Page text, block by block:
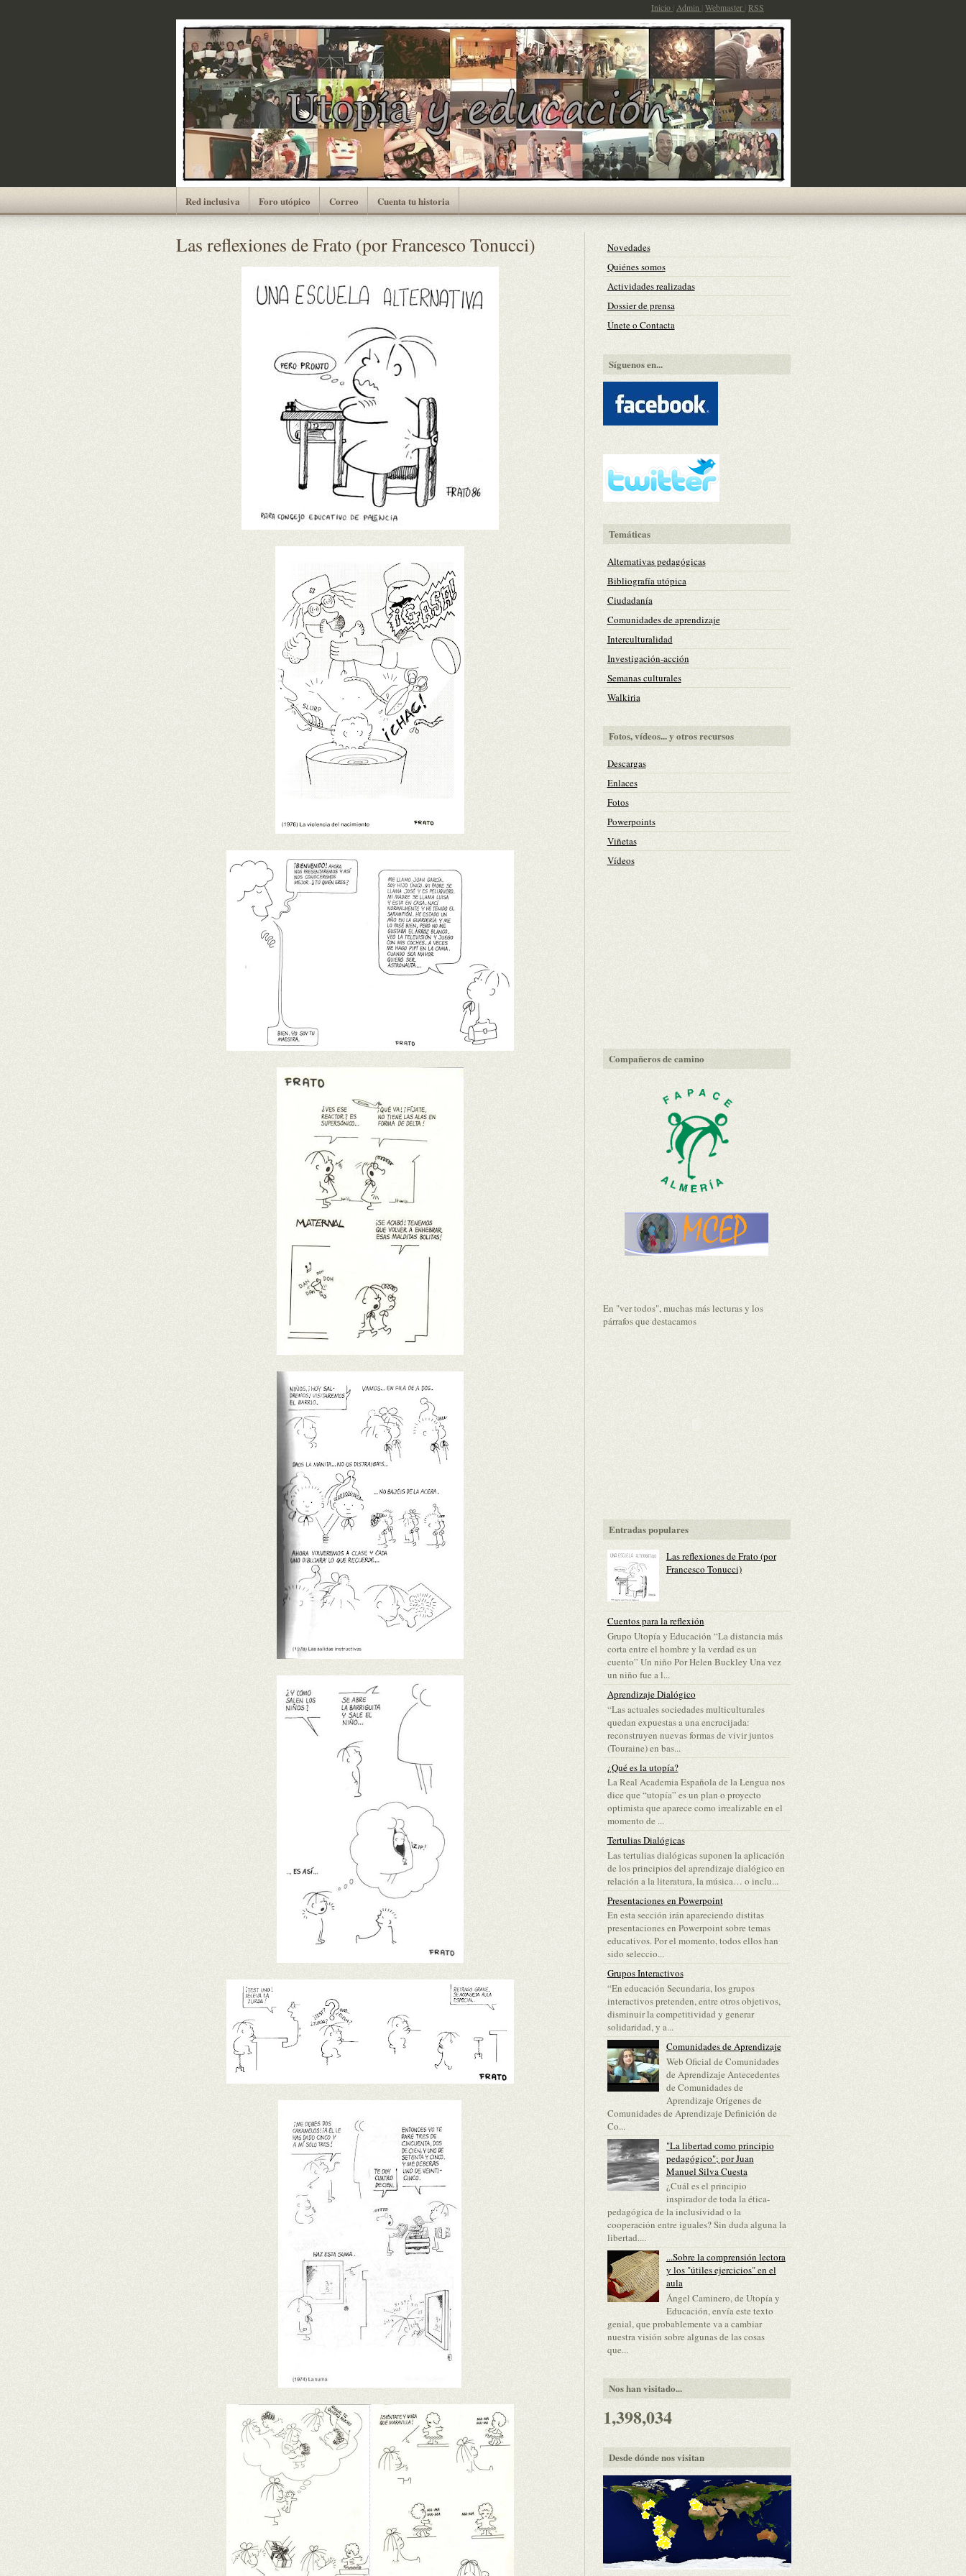
Inicio Admin Webmaster RSS
Red inclusiva Foro utópico Correo Cuenta tu historia
Las reflexiones de Frato (por Francesco Tonucci)
Novedades
Quiénes somos
Actividades realizadas
Dossier de prensa
Únete o Contacta
Síguenos en...
Temáticas
Alternativas pedagógicas
Bibliografía utópica
Ciudadanía
Comunidades de aprendizaje
Interculturalidad
Investigación-acción
Semanas culturales
Walkiria
Fotos, vídeos... y otros recursos
Descargas
Enlaces
Fotos
Powerpoints
Viñetas
Vídeos
Compañeros de camino
En "ver todos", muchas más lecturas y los
párrafos que destacamos
Entradas populares
Las reflexiones de Frato (por
Francesco Tonucci)
Cuentos para la reflexión
Grupo Utopía y Educación “La distancia más
corta entre el hombre y la verdad es un
cuento” Un niño Por Helen Buckley Una vez
un niño fue a l...
Aprendizaje Dialógico
“Las actuales sociedades multiculturales
quedan expuestas a una encrucijada:
reconstruyen nuevas formas de vivir juntos
(Touraine) en bas...
¿Qué es la utopía?
La Real Academia Española de la Lengua nos
dice que “utopía” es un plan o proyecto
optimista que aparece como irrealizable en el
momento de ...
Tertulias Dialógicas
Las tertulias dialógicas suponen la aplicación
de los principios del aprendizaje dialógico en
relación a la literatura, la música… o inclu...
Presentaciones en Powerpoint
En esta sección irán apareciendo distitas
presentaciones en Powerpoint sobre temas
educativos. Por el momento, todos ellos han
sido seleccio...
Grupos Interactivos
“En educación Secundaria, los grupos
interactivos pretenden, entre otros objetivos,
disminuir la competitividad y generar
solidaridad, y a...
Comunidades de Aprendizaje
Web Oficial de Comunidades
de Aprendizaje Antecedentes
de Comunidades de
Aprendizaje Orígenes de
Comunidades de Aprendizaje Definición de
Co...
"La libertad como principio
pedagógico"; por Juan
Manuel Silva Cuesta
¿Cuál es el principio
inspirador de toda la ética-
pedagógica de la inclusividad o la
cooperación entre iguales? Sin duda alguna la
libertad....
...Sobre la comprensión lectora
y los "útiles ejercicios" en el
aula
Ángel Caminero, de Utopía y
Educación, envía este texto
genial, que probablemente va a cambiar
nuestra visión sobre algunas de las cosas
que...
Nos han visitado...
1,398,034
Desde dónde nos visitan